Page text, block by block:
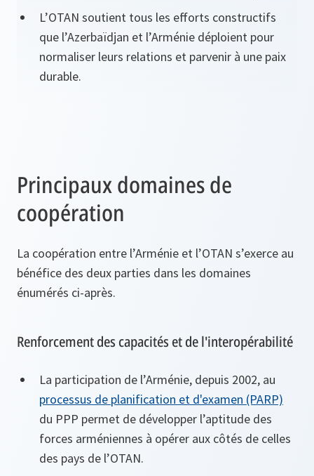
L’OTAN soutient tous les efforts constructifs
que l’Azerbaïdjan et l’Arménie déploient pour
normaliser leurs relations et parvenir à une paix
durable.
Principaux domaines de
coopération
La coopération entre l’Arménie et l’OTAN s’exerce au
bénéfice des deux parties dans les domaines
énumérés ci-après.
Renforcement des capacités et de l'interopérabilité
La participation de l’Arménie, depuis 2002, au
processus de planification et d'examen (PARP)
du PPP permet de développer l’aptitude des
forces arméniennes à opérer aux côtés de celles
des pays de l’OTAN.